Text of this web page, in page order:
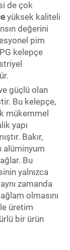
de çok
yüksek kaliteli
değerini
pim
kelepçe
güçlü olan
Bu kelepçe,
mükemmel
yapı
Bakır,
alüminyum
Bu
yalnızca
zamanda
olmasını
üretim
bir ürün